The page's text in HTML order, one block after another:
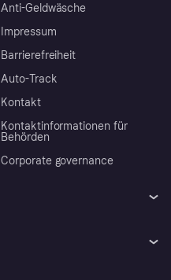
Anti-Geldwäsche
Impressum
Barrierefreiheit
Auto-Track
Kontakt
Kontaktinformationen für
Behörden
Corporate governance